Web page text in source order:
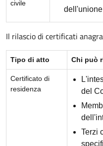
civile
Il rilascio di certificati
Tipo di atto Chi può
Certificato di
residenza
del
Terzi